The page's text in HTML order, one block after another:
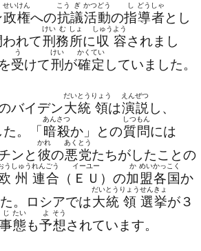
政
せい
権
けん
への抗
こう
議
ぎ
活
かつ
動
どう
の指
し
導
どう
者
しゃ
とし
われて刑
けい
務
む
所
しょ
に収
しゅう
容
よう
されまし
を受
う
けて刑
けい
が確
かく
定
てい
していました。
バイデン大
だい
統
とう
領
りょう
は演
えん
説
ぜつ
し、
た。「暗
あん
殺
さつ
か」との質
しつ
問
もん
には
ンと 彼
かれ
の悪
あく
党
とう
たちがしたことの
う
州
しゅう
連
れん
合
ごう
（ Ｅ
イー
Ｕ
ユー
）の加
か
盟
めい
各
かっ
国
こく
か
。ロシアでは大
だい
統
とう
領
りょう
選
せん
挙
きょ
が３
事
じ
態
たい
も予
よ
想
そう
されています。